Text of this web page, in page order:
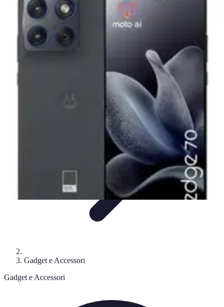
Electro Shopping
Smartphone e Accessori
Elettrodomestici
SostenibiliElettrodomestici AspirapolvereTendenze
Gadget e Accessori
Gadget e Accessori